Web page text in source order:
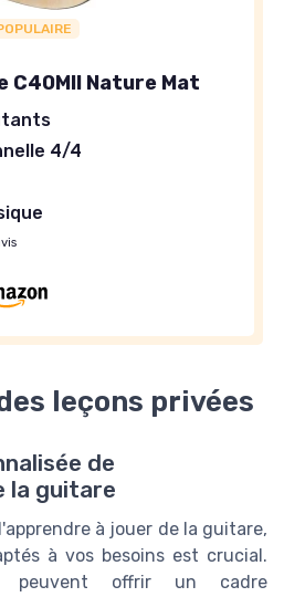
C40MII Nature Mat
4/4
leçons privées
de
la guitare
à jouer de la guitare,
à vos besoins est crucial.
peuvent offrir un cadre